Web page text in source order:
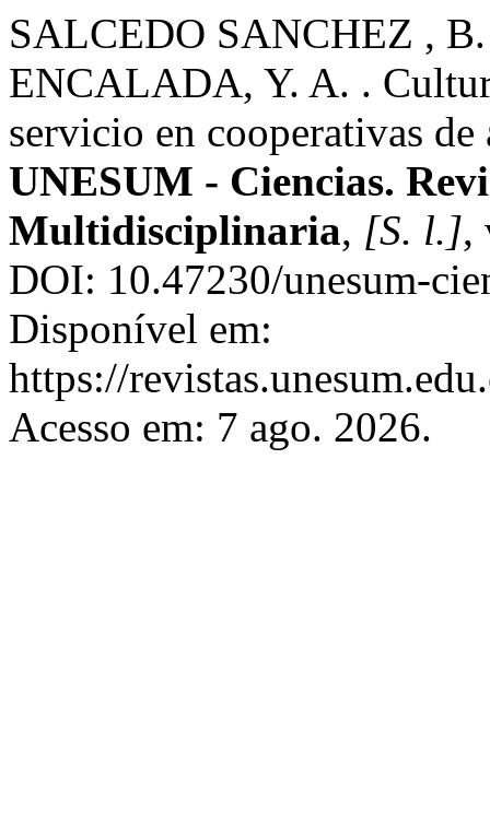
SALCEDO SANCHEZ ,
ENCALADA, Y. A. .
servicio en cooperativas
UNESUM - Ciencias.
Multidisciplinaria, [S. l.],
DOI: 10.47230/unesum-
Disponível em:
https://
Acesso em: 7 ago. 2026.